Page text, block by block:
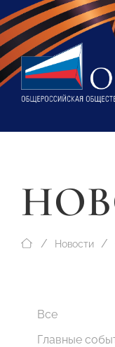
Новости
Все
Главные